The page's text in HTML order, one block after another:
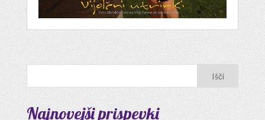
Najnovejši prispevki